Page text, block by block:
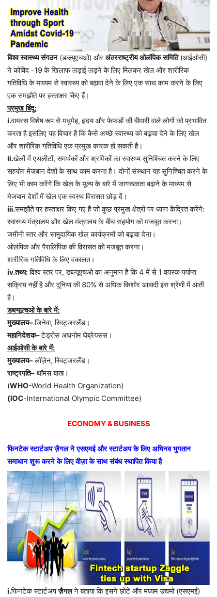
विश्व स्वास्थ्य संगठन(डब्ल्यूएचओ) और अंतरराष्ट्रीय ओलंपिक समिति(आईओसी)
ने कोविद -19 के खिलाफ लड़ाई लड़ने के लिए मिलकर खेल और शारीरिक
गतिविधि के माध्यम से स्वास्थ्य को बढ़ावा देने के लिए एक साथ काम करने के लिए
एक समझौते पर हस्ताक्षर किए हैं।
प्रमुख बिंदु:
i.वायरस विशेष रूप से मधुमेह,हृदय और फेफड़ों की बीमारी वाले लोगों को प्रभावित
करता है इसलिए यह विचार है कि कैसे अच्छे स्वास्थ्य को बढ़ावा देने के लिए खेल
और शारीरिक गतिविधि एक प्रमुख कारक हो सकती है।
ii.खेलों में एथलीटों,समर्थकों और श्रमिकों का स्वास्थ्य सुनिश्चित करने के लिए
सहयोग मेजबान देशों के साथ काम करना है। दोनों संस्थान यह सुनिश्चित करने के
लिए भी काम करेंगे कि खेल के मूल्य के बारे में जागरूकता बढ़ाने के माध्यम से
मेजबान देशों में खेल एक स्वस्थ विरासत छोड़ दें।
iii.समझौते पर हस्ताक्षर किए गए हैं जो कुछ प्रमुख क्षेत्रों पर ध्यान केंद्रित करेंगे:
स्वास्थ्य मंत्रालय और खेल मंत्रालय के बीच सहयोग को मजबूत करना।
जमीनी स्तर और सामुदायिक खेल कार्यक्रमों को बढ़ावा देना।
ओलंपिक और पैरालिंपिक की विरासत को मजबूत करना।
शारीरिक गतिविधि के लिए वकालत।
iv.तथ्य: विश्व स्तर पर,डब्ल्यूएचओ का अनुमान है कि4में से1वयस्क पर्याप्त
सक्रिय नहीं है और दुनिया की80%से अधिक किशोर आबादी इस श्रेणी में आती
है।
डब्ल्यूएचओ के बारे में:
मुख्यालय– जिनेवा,स्विट्जरलैंड।
महानिदेशक–टेड्रोस अधनोम घेब्रेयसस।
आईओसी के बारे में:
मुख्यालय– लॉज़ेन,स्विट्जरलैंड।
राष्ट्रपति– थॉमस बाख।
(WHO-World Health Organization)
(IOC-International Olympic Committee)
ECONOMY & BUSINESS
फिनटेक स्टार्टअप ज़ैगल ने एसएमई और स्टार्टअप के लिए अभिनव भुगतान
समाधान शुरू करने के लिए वीज़ा के साथ संबंध स्थापित किया है
i.फिनटेक स्टार्टअपज़ैगलने बताया कि इसने छोटे और मध्यम उद्यमों (एसएमई)